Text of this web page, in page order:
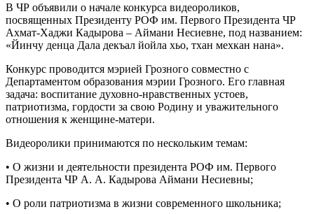
В ЧР объявили о начале конкурса видеороликов,
посвященных Президенту РОФ им. Первого Президента ЧР
Ахмат-Хаджи Кадырова – Аймани Несиевне, под названием:
«Йинчу денца Дала декъал йойла хьо, тхан мехкан нана».
Конкурс проводится мэрией Грозного совместно с
Департаментом образования мэрии Грозного. Его главная
задача: воспитание духовно-нравственных устоев,
патриотизма, гордости за свою Родину и уважительного
отношения к женщине-матери.
Видеоролики принимаются по нескольким темам:
• О жизни и деятельности президента РОФ им. Первого
Президента ЧР А. А. Кадырова Аймани Несиевны;
• О роли патриотизма в жизни современного школьника;